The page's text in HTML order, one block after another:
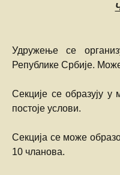
Удружење се
Републике Србије.
Секције се образују у
постоје услови.
Секција се може
10 чланова.